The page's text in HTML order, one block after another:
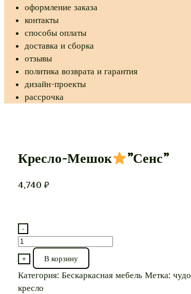
оформление заказа
контакты
способы оплаты
доставка и сборка
отзывы
политика возврата и гарантия
дизайн-проекты
рассрочка
Кресло-Мешок ”Сенс”
4,740 ₽
-
Количество
товара
Кресло-
Мешок
+ В корзину
Категория: Бескаркасная мебель Метка: чудо
кресло